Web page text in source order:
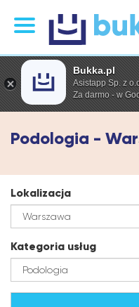
Podologia -
Lokalizacja
Kategoria usług
Bukka.pl
Asistapp Sp. z
Za darmo - w